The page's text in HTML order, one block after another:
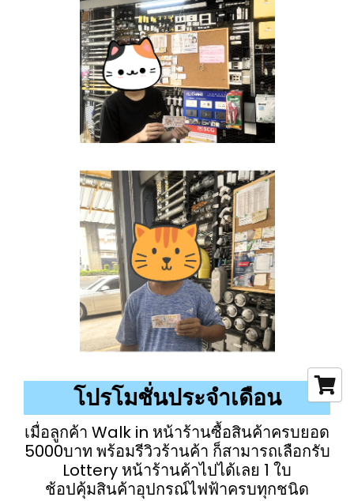
โปรโมชั่นประจำเดือน
เมื่อลูกค้า Walk in หน้าร้านซื้อสินค้าครบยอด
5000บาท พร้อมรีวิวร้านค้า ก็สามารถเลือกรับ
Lottery หน้าร้านค้าไปได้เลย 1 ใบ
ช้อปคุ้มสินค้าอุปกรณ์ไฟฟ้าครบทุกชนิด